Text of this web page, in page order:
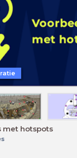
met hotspots